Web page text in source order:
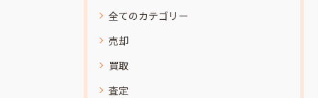
全てのカテゴリー
売却
買取
査定